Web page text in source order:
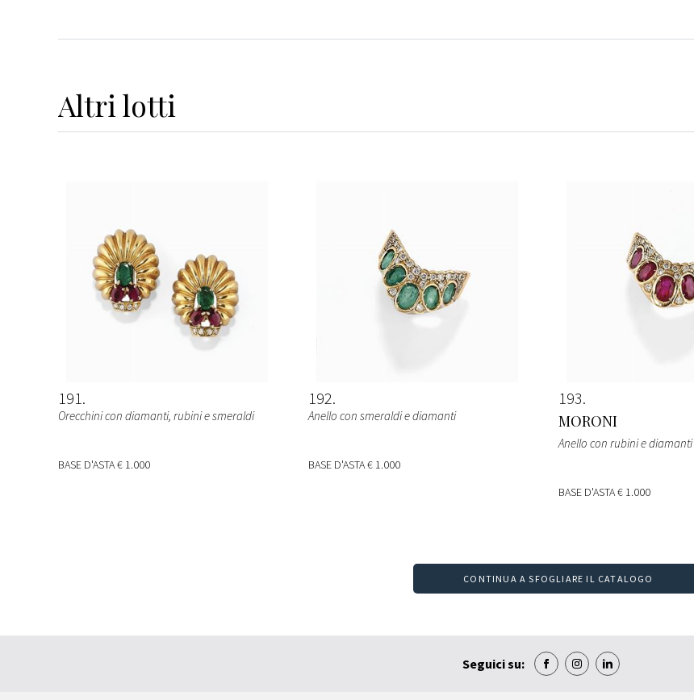
Altri lotti
191
Orecchini con diamanti, rubini e smeraldi
BASE D'ASTA€ 1.000
192
Anello con smeraldi e diamanti
BASE D'ASTA€ 1.000
193
MORONI
Anello con rubini e diamanti
BASE D'ASTA€ 1.000
CONTINUA A SFOGLIARE IL CATALOGO
Seguici su: